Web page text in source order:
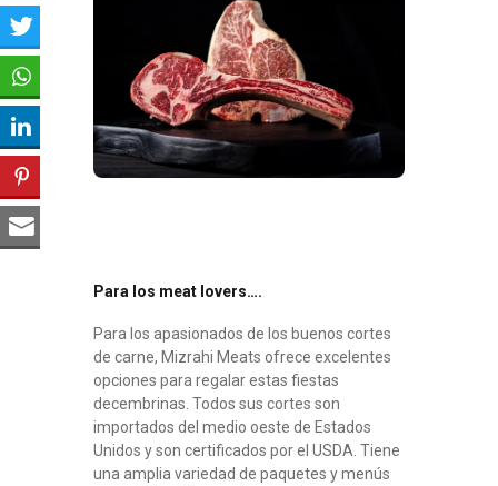
Para los meat lovers….
Para los apasionados de los buenos cortes
de carne, Mizrahi Meats ofrece excelentes
opciones para regalar estas fiestas
decembrinas. Todos sus cortes son
importados del medio oeste de Estados
Unidos y son certificados por el USDA. Tiene
una amplia variedad de paquetes y menús